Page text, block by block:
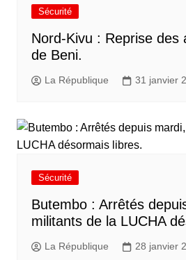
Sécurité
Nord-Kivu : Reprise des
de Beni.
La République 31 janvier
Sécurité
Butembo : Arrêtés
militants de la LUCHA
La République 28 janvier